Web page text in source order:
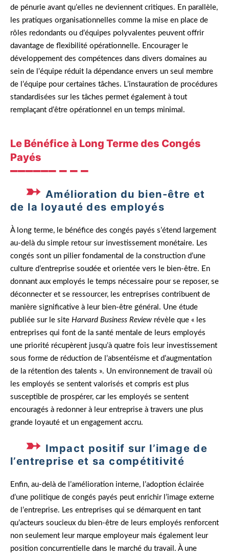
de pénurie avant qu’elles ne deviennent critiques. En parallèle,
les pratiques organisationnelles comme la mise en place de
rôles redondants ou d’équipes polyvalentes peuvent offrir
davantage de flexibilité opérationnelle. Encourager le
développement des compétences dans divers domaines au
sein de l’équipe réduit la dépendance envers un seul membre
de l’équipe pour certaines tâches. L’instauration de procédures
standardisées sur les tâches permet également à tout
remplaçant d’être opérationnel en un temps minimal.
Le Bénéfice à Long Terme des Congés
Payés
Amélioration du bien-être et
de la loyauté des employés
À long terme, le bénéfice des congés payés s’étend largement
au-delà du simple retour sur investissement monétaire. Les
congés sont un pilier fondamental de la construction d’une
culture d’entreprise soudée et orientée vers le bien-être. En
donnant aux employés le temps nécessaire pour se reposer, se
déconnecter et se ressourcer, les entreprises contribuent de
manière significative à leur bien-être général. Une étude
publiée sur le site Harvard Business Review révèle que « les
entreprises qui font de la santé mentale de leurs employés
une priorité récupèrent jusqu’à quatre fois leur investissement
sous forme de réduction de l’absentéisme et d’augmentation
de la rétention des talents ». Un environnement de travail où
les employés se sentent valorisés et compris est plus
susceptible de prospérer, car les employés se sentent
encouragés à redonner à leur entreprise à travers une plus
grande loyauté et un engagement accru.
Impact positif sur l’image de
l’entreprise et sa compétitivité
Enfin, au-delà de l’amélioration interne, l’adoption éclairée
d’une politique de congés payés peut enrichir l’image externe
de l’entreprise. Les entreprises qui se démarquent en tant
qu’acteurs soucieux du bien-être de leurs employés renforcent
non seulement leur marque employeur mais également leur
position concurrentielle dans le marché du travail. À une